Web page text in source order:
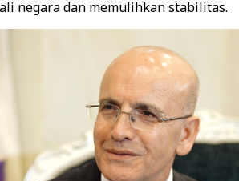
negara dan memulihkan stabilitas.